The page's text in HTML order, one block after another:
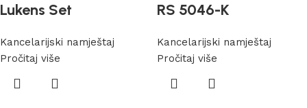
Lukens Set
Kancelarijski namještaj
Pročitaj više
RS 5046-K
Kancelarijski namještaj
Pročitaj više